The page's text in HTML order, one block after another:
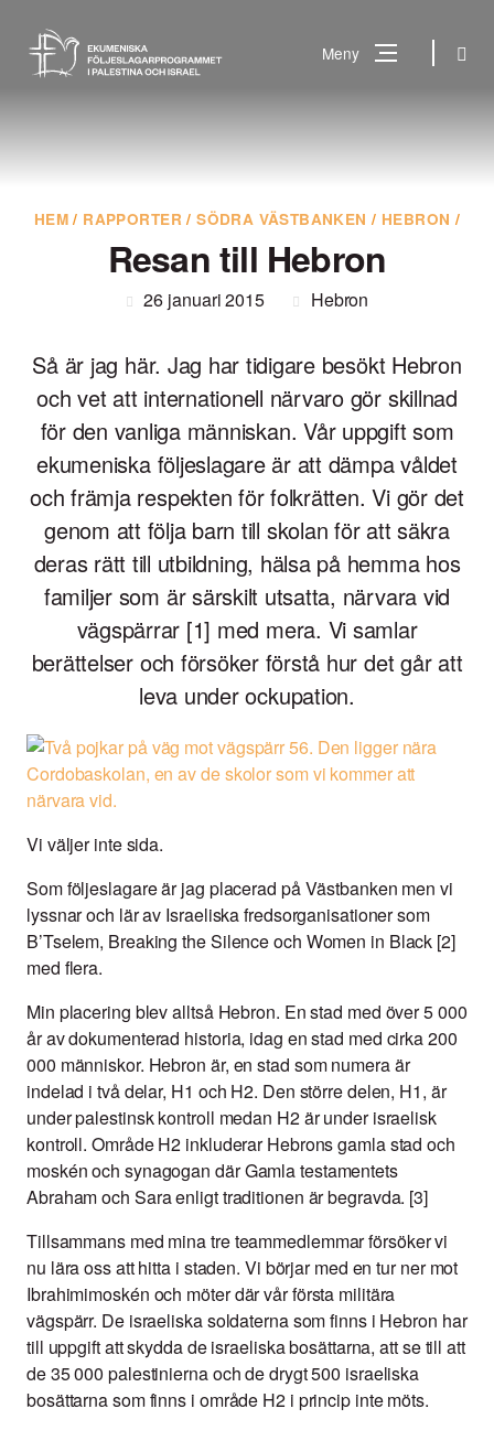
innehåll
Meny Sök
efter?
HEM / RAPPORTER /SÖDRA VÄSTBANKEN / HEBRON /
Resan till Hebron
26 januari 2015 Hebron
Så är jag här. Jag har tidigare besökt Hebron
och vet att internationell närvaro gör skillnad
för den vanliga människan. Vår uppgift som
ekumeniska följeslagare är att dämpa våldet
och främja respekten för folkrätten. Vi gör det
genom att följa barn till skolan för att säkra
deras rätt till utbildning, hälsa på hemma hos
familjer som är särskilt utsatta, närvara vid
vägspärrar [1] med mera. Vi samlar
berättelser och försöker förstå hur det går att
leva under ockupation.
Vi väljer inte sida.
Som följeslagare är jag placerad på Västbanken men vi
lyssnar och lär av Israeliska fredsorganisationer som
B’Tselem, Breaking the Silence och Women in Black [2]
med flera.
Min placering blev alltså Hebron. En stad med över 5 000
år av dokumenterad historia, idag en stad med cirka 200
000 människor. Hebron är, en stad som numera är
indelad i två delar, H1 och H2. Den större delen, H1, är
under palestinsk kontroll medan H2 är under israelisk
kontroll. Område H2 inkluderar Hebrons gamla stad och
moskén och synagogan där Gamla testamentets
Abraham och Sara enligt traditionen är begravda. [3]
Tillsammans med mina tre teammedlemmar försöker vi
nu lära oss att hitta i staden. Vi börjar med en tur ner mot
Ibrahimimoskén och möter där vår första militära
vägspärr. De israeliska soldaterna som finns i Hebron har
till uppgift att skydda de israeliska bosättarna, att se till att
de 35 000 palestinierna och de drygt 500 israeliska
bosättarna som finns i område H2 i princip inte möts.